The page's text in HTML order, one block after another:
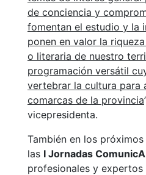
de conciencia y
fomentan el estudio y la
ponen en valor la
o literaria de nuestro
programación versátil
vertebrar la cultura para
comarcas de la provincia
vicepresidenta.
También en los
las I Jornadas
profesionales y expertos